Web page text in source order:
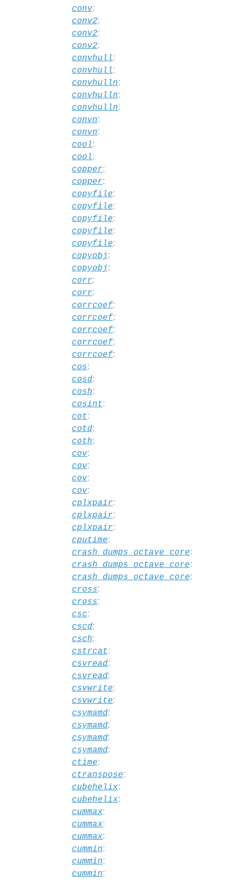
conv:
conv2:
conv2:
conv2:
convhull:
convhull:
convhulln:
convhulln:
convhulln:
convn:
convn:
cool:
cool:
copper:
copper:
copyfile:
copyfile:
copyfile:
copyfile:
copyfile:
copyobj:
copyobj:
corr:
corr:
corrcoef:
corrcoef:
corrcoef:
corrcoef:
corrcoef:
cos:
cosd:
cosh:
cosint:
cot:
cotd:
coth:
cov:
cov:
cov:
cov:
cplxpair:
cplxpair:
cplxpair:
cputime:
crash_dumps_octave_core:
crash_dumps_octave_core:
crash_dumps_octave_core:
cross:
cross:
csc:
cscd:
csch:
cstrcat:
csvread:
csvread:
csvwrite:
csvwrite:
csymamd:
csymamd:
csymamd:
csymamd:
ctime:
ctranspose:
cubehelix:
cubehelix:
cummax:
cummax:
cummax:
cummin:
cummin:
cummin: